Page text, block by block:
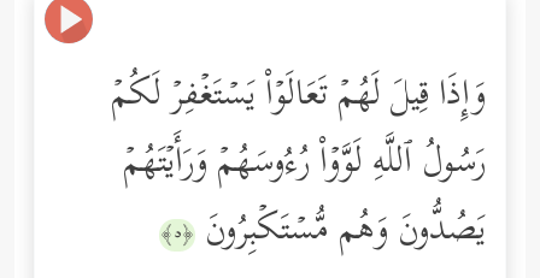
وَإِذَا قِیلَ لَهُمۡ تَعَالَوۡاْ یَسۡتَغۡفِرۡ لَكُمۡ
رَسُولُ ٱللَّهِ لَوَّوۡاْ رُءُوسَهُمۡ وَرَأَیۡتَهُمۡ
یَصُدُّونَ وَهُم مُّسۡتَكۡبِرُونَ ﴿٥﴾